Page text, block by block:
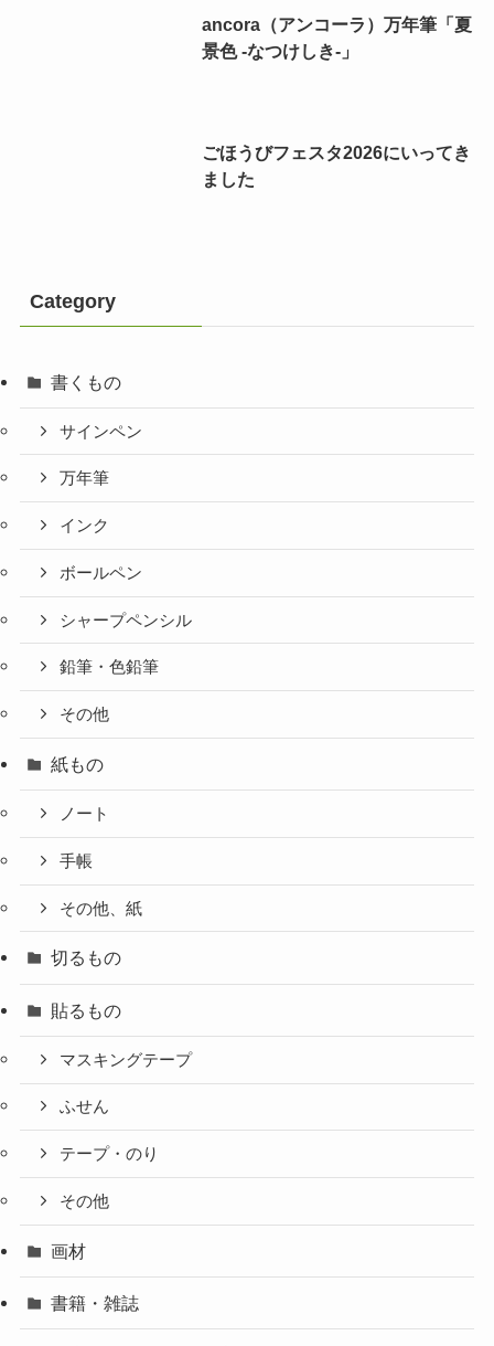
ancora（アンコーラ）万年筆「夏
景色 -なつけしき-」
ごほうびフェスタ2026にいってき
ました
Category
書くもの
サインペン
万年筆
インク
ボールペン
シャープペンシル
鉛筆・色鉛筆
その他
紙もの
ノート
手帳
その他、紙
切るもの
貼るもの
マスキングテープ
ふせん
テープ・のり
その他
画材
書籍・雑誌